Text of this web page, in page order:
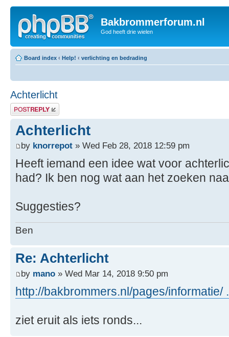
Bakbrommerforum.nl
God heeft drie wielen
Board index ‹ Help! ‹ verlichting en bedrading
Achterlicht
Post a reply
Achterlicht
by knorrepot » Wed Feb 28, 2018 12:59 pm
Heeft iemand een idee wat voor
had? Ik ben nog wat aan het zoeken
Suggesties?
Ben
Re: Achterlicht
by mano » Wed Mar 14, 2018 9:50 pm
http://bakbrommers.nl/pages/informatie/
ziet eruit als iets ronds...